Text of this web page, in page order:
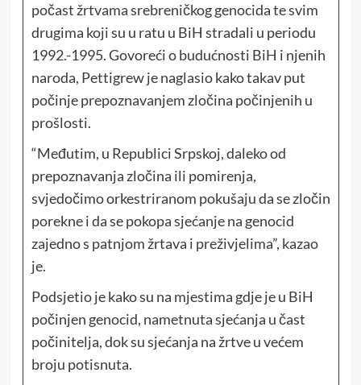
počast žrtvama srebreničkog genocida te svim
drugima koji su u ratu u BiH stradali u periodu
1992.-1995. Govoreći o budućnosti BiH i njenih
naroda, Pettigrew je naglasio kako takav put
počinje prepoznavanjem zločina počinjenih u
prošlosti.
“Međutim, u Republici Srpskoj, daleko od
prepoznavanja zločina ili pomirenja,
svjedočimo orkestriranom pokušaju da se zločin
porekne i da se pokopa sjećanje na genocid
zajedno s patnjom žrtava i preživjelima”, kazao
je.
Podsjetio je kako su na mjestima gdje je u BiH
počinjen genocid, nametnuta sjećanja u čast
počinitelja, dok su sjećanja na žrtve u većem
broju potisnuta.